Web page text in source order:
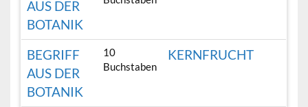
AUS DER
BOTANIK
BEGRIFF
AUS DER
BOTANIK
10
Buchstaben
KERNFRUCHT